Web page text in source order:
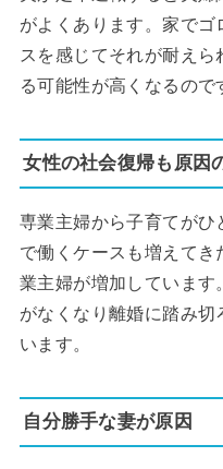
がよくあります。家でゴ
スを感じてそれが耐え
る可能性が高くなるので
女性の社会復帰も原因
専業主婦から子育てが
で働くケースも増えて
業主婦が増加していま
がなくなり離婚に踏み切
います。
自分勝手な妻が原因